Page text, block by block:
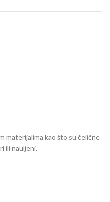
materijalima kao što su čelične
ili nauljeni.